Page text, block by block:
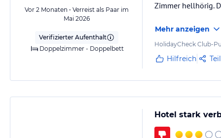
Vor 2 Monaten • Verreist als Paar im
Mai 2026
Verifizierter Aufenthalt
Doppelzimmer - Doppelbett
Zimmer hellhörig.
Mehr anzeigen
HolidayCheck Club-
Hilfreich
Hotel stark